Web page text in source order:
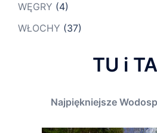
WĘGRY (4)
WŁOCHY (37)
TU i
Najpiękniejsze